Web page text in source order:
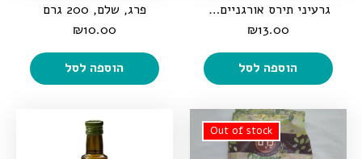
גרעיני תירס אורגניים להכנת פופקורן, 500 גרם
₪13.00
הוספה לסל
פרג, שלם, 200 גרם
₪10.00
הוספה לסל